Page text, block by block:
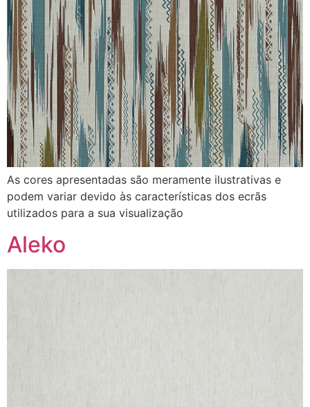
As cores apresentadas são meramente ilustrativas e
podem variar devido às características dos ecrãs
utilizados para a sua visualização
Aleko